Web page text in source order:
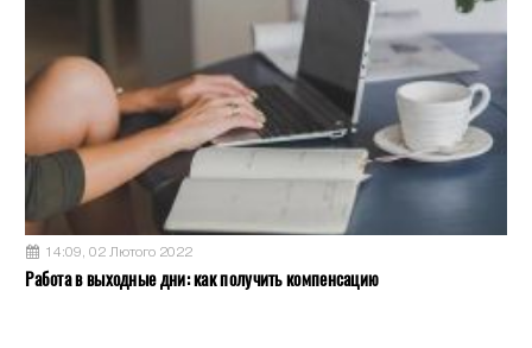
14:09, 02 Лютого 2022
Работа в выходные дни: как получить компенсацию